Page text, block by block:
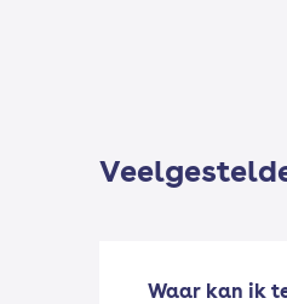
Waar kan ik